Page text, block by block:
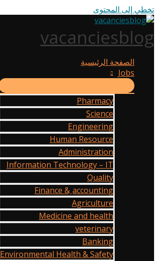
تخطي إلى المحتوى
vacanciesblog
الصفحة الرئيسية
Jobs
Pharmacy
Science
Engineering
Human Resource
Administration
Information Technology – IT
Quality
Finance & ِaccounting
Agriculture
Medicine and health
veterinary
Banking
Environmental Health & Safety